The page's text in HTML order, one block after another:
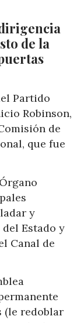
de la
Partido
Robinson,
de
que fue
y
Estado y
Canal de
(le redoblar